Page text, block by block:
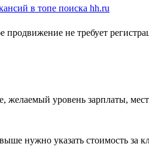
продвижение не требует
уровень зарплаты,
нужно указать стоимость за